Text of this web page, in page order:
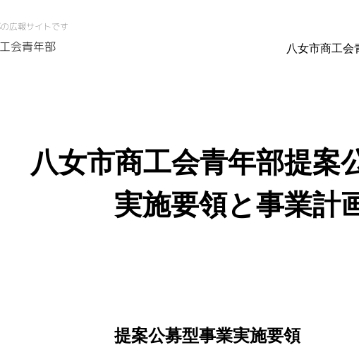
広報サイトです
会青年部 八女市商工会
八女市商工会青年部​提案
実施要領と事業計
​提案公募型事業実施要領